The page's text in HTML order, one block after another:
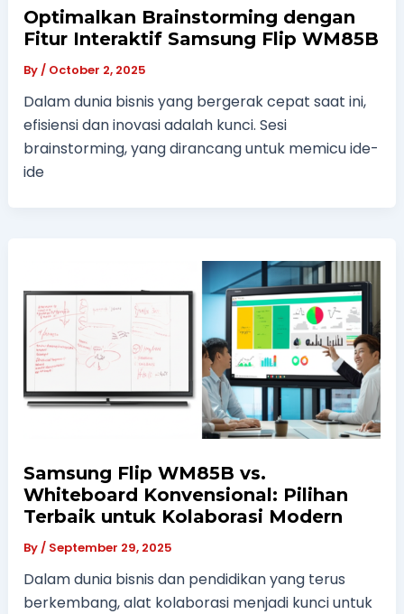
Optimalkan Brainstorming dengan
Fitur Interaktif Samsung Flip WM85B
By/ October 2, 2025
Dalam dunia bisnis yang bergerak cepat saat ini,
efisiensi dan inovasi adalah kunci. Sesi
brainstorming, yang dirancang untuk memicu ide-
ide
Samsung Flip WM85B vs.
Whiteboard Konvensional: Pilihan
Terbaik untuk Kolaborasi Modern
By/ September 29, 2025
Dalam dunia bisnis dan pendidikan yang terus
berkembang, alat kolaborasi menjadi kunci untuk